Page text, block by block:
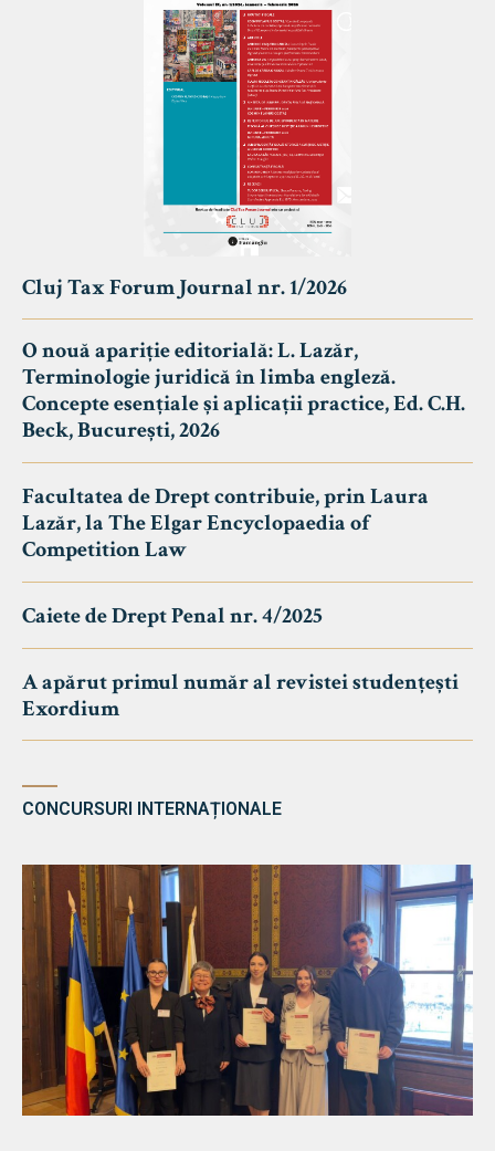
Cluj Tax Forum Journal nr. 1/2026
O nouă apariție editorială: L. Lazăr,
Terminologie juridică în limba engleză.
Concepte esențiale și aplicații practice, Ed. C.H.
Beck, București, 2026
Facultatea de Drept contribuie, prin Laura
Lazăr, la The Elgar Encyclopaedia of
Competition Law
Caiete de Drept Penal nr. 4/2025
A apărut primul număr al revistei studențești
Exordium
CONCURSURI INTERNAȚIONALE